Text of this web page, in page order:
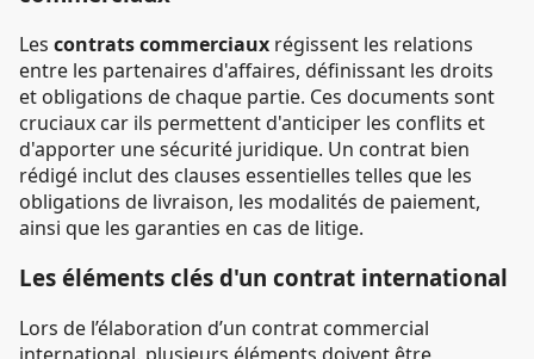
Les contrats commerciaux régissent les relations
entre les partenaires d'affaires, définissant les droits
et obligations de chaque partie. Ces documents sont
cruciaux car ils permettent d'anticiper les conflits et
d'apporter une sécurité juridique. Un contrat bien
rédigé inclut des clauses essentielles telles que les
obligations de livraison, les modalités de paiement,
ainsi que les garanties en cas de litige.
Les éléments clés d'un contrat international
Lors de l’élaboration d’un contrat commercial